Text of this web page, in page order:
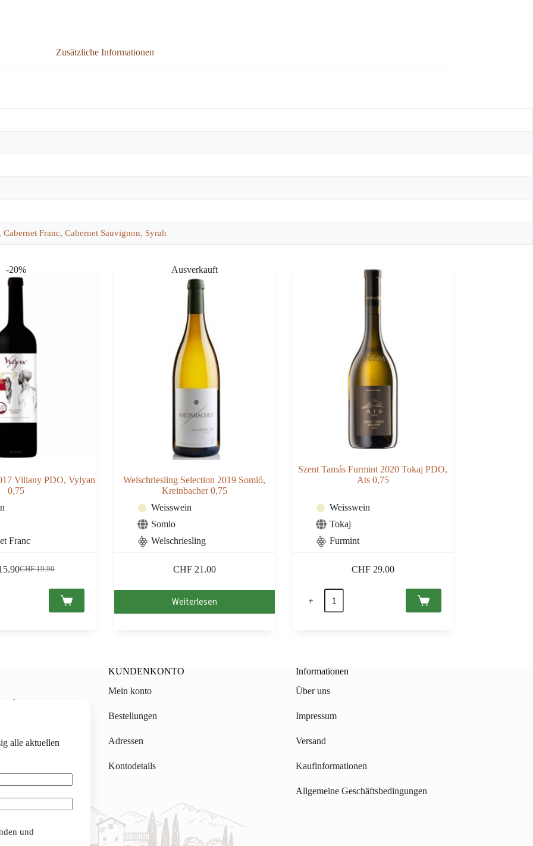
alle aktuellen
und
Zusätzliche Informationen
Franc, Cabernet Sauvignon, Syrah
-20%
Villany PDO, Vylyan
0,75
Franc
CHF19.90
Ursprünglicher
Aktueller
Welschriesling Selection 2019 Somló,
Kreinbacher 0,75
Weisswein
Somlo
Welschriesling
CHF21.00
Weiterlesen
Szent Tamás Furmint 2020 Tokaj PDO,
Ats 0,75
Weisswein
Tokaj
Furmint
CHF29.00
Szent
Tamás
Furmint
Menge
KUNDENKONTO
Mein konto
Bestellungen
Adressen
Kontodetails
Informationen
Über uns
Impressum
Versand
Kaufinformationen
Allgemeine Geschäftsbedingungen